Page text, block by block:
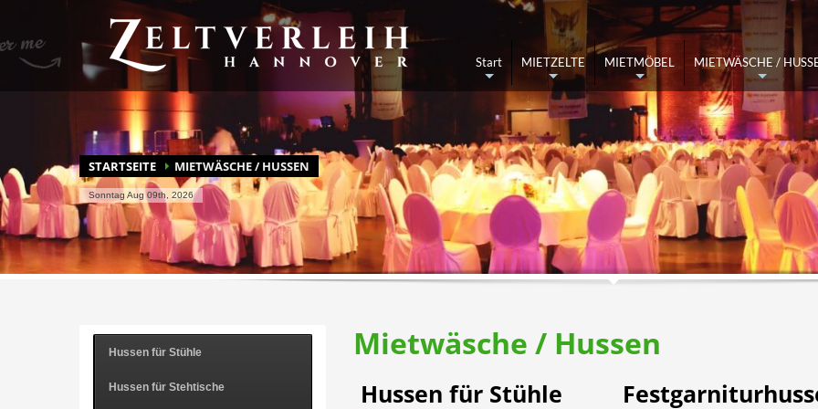
BLITZSCHNELL ZU IHREM ANGEBOT
Durchs Mietprogramm stöbern Merkzettel ausfüllen und abschicken Angebot kommt per Mail
Haben Sie Fragen? Wenn Sie die Antwort nicht hier finden, rufen Sie 05137-8211870 an oder schreiben Sie uns an info@zeltverleih-
+
Start
MIETZELTE
+
MIETMÖBEL
+
MIETWÄSCHE /
STARTSEITE MIETWÄSCHE / HUSSEN
Sonntag Aug 09th, 2026
Hussen für Stühle
Hussen für Stehtische
Mietwäsche / Hussen
Hussen für Stühle